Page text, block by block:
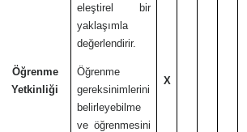
Öğrenme
Yetkinliği
eleştirel bir
yaklaşımla
değerlendirir.
Öğrenme
gereksinimlerini
belirleyebilme
ve öğrenmesini
X